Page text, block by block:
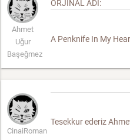
Ahmet
Uğur
Başeğmez
ORJINAL ADI:
A Penknife In My
CinaiRoman
Tesekkur ederiz